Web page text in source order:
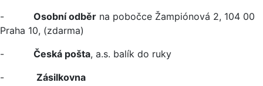
- Osobní odběr na pobočce Žampiónová 2, 104 00
Praha 10, (zdarma)
- Česká pošta, a.s. balík do ruky
- Zásilkovna